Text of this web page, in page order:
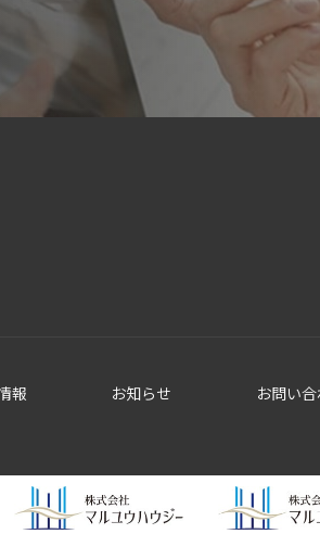
報 お知らせ お問い